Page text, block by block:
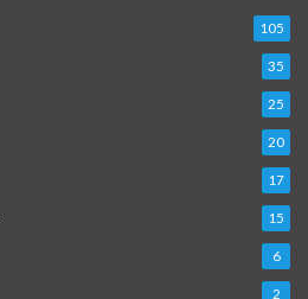
105
35
25
20
17
15
6
2